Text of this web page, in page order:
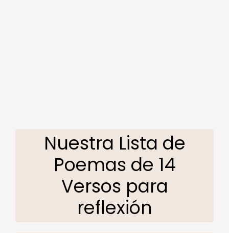
Nuestra Lista de
Poemas de 14
Versos para
reflexión